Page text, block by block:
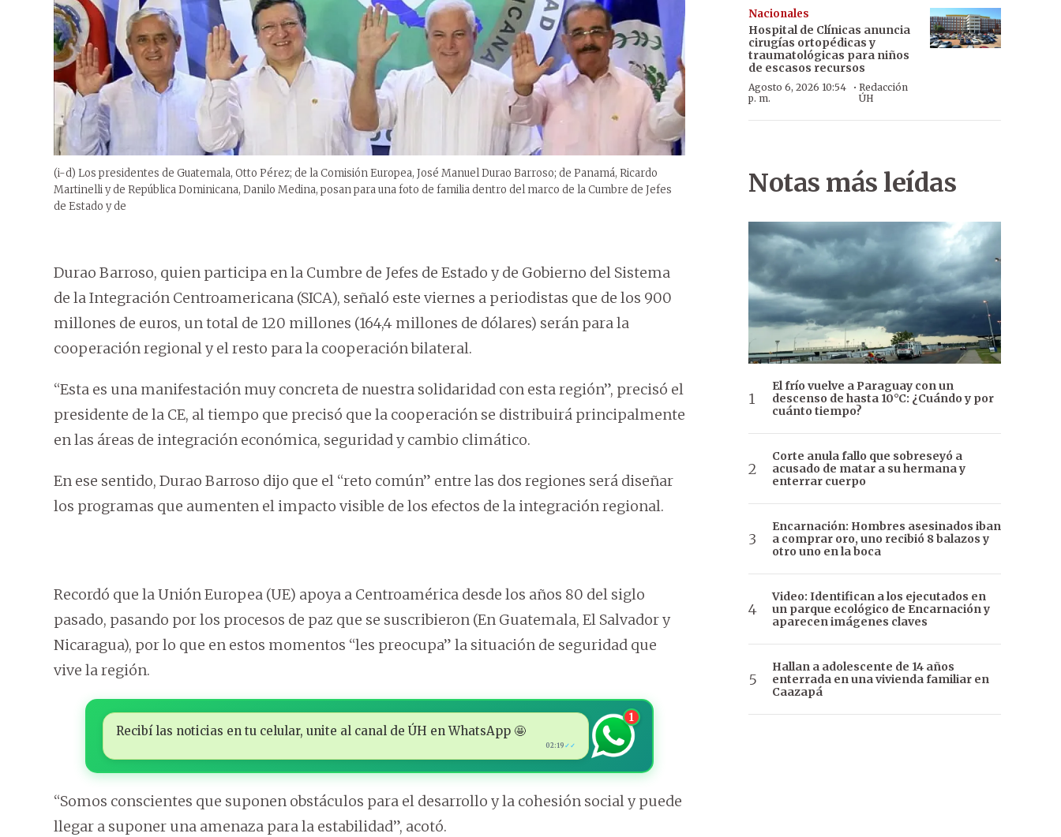
(i-d) Los presidentes de Guatemala, Otto Pérez; de la Comisión Europea, José Manuel Durao Barroso; de Panamá, Ricardo
Martinelli y de República Dominicana, Danilo Medina, posan para una foto de familia dentro del marco de la Cumbre de Jefes
de Estado y de
Durao Barroso, quien participa en la Cumbre de Jefes de Estado y de Gobierno del Sistema
de la Integración Centroamericana (SICA), señaló este viernes a periodistas que de los 900
millones de euros, un total de 120 millones (164,4 millones de dólares) serán para la
cooperación regional y el resto para la cooperación bilateral.
“Esta es una manifestación muy concreta de nuestra solidaridad con esta región”, precisó el
presidente de la CE, al tiempo que precisó que la cooperación se distribuirá principalmente
en las áreas de integración económica, seguridad y cambio climático.
En ese sentido, Durao Barroso dijo que el “reto común” entre las dos regiones será diseñar
los programas que aumenten el impacto visible de los efectos de la integración regional.
Recordó que la Unión Europea (UE) apoya a Centroamérica desde los años 80 del siglo
pasado, pasando por los procesos de paz que se suscribieron (En Guatemala, El Salvador y
Nicaragua), por lo que en estos momentos “les preocupa” la situación de seguridad que
vive la región.
Recibí las noticias en tu celular, unite al canal de ÚH en WhatsApp 🤩
02:19 ✓✓
1
“Somos conscientes que suponen obstáculos para el desarrollo y la cohesión social y puede
llegar a suponer una amenaza para la estabilidad”, acotó.
Nacionales
Hospital de Clínicas anuncia
cirugías ortopédicas y
traumatológicas para niños
de escasos recursos
Agosto 6, 2026 10:54
p. m.
· Redacción
ÚH
Notas más leídas
El frío vuelve a Paraguay con un
descenso de hasta 10°C: ¿Cuándo y por
cuánto tiempo?
Corte anula fallo que sobreseyó a
acusado de matar a su hermana y
enterrar cuerpo
Encarnación: Hombres asesinados iban
a comprar oro, uno recibió 8 balazos y
otro uno en la boca
Video: Identifican a los ejecutados en
un parque ecológico de Encarnación y
aparecen imágenes claves
Hallan a adolescente de 14 años
enterrada en una vivienda familiar en
Caazapá